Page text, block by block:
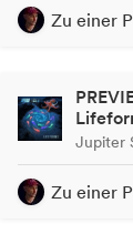
Zu einer
Jupiter
Zu einer